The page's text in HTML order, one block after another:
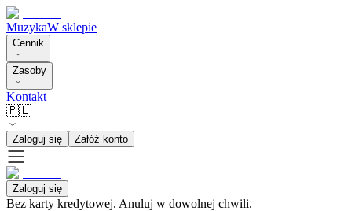
MuzykaW sklepie
Cennik
Zasoby
Kontakt
🇵🇱
Zaloguj się Załóż konto
Zaloguj się
Bez karty kredytowej. Anuluj w dowolnej chwili.